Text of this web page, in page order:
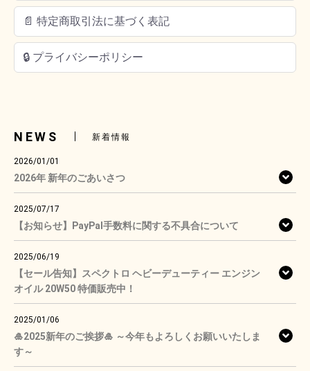
📄 特定商取引法に基づく表記
🔒 プライバシーポリシー
NEWS 新着情報
2026/01/01
2026年 新年のごあいさつ
2025/07/17
【お知らせ】PayPal手数料に関する不具合について
2025/06/19
【セール告知】スペクトロ ヘビーデューティー エンジン
オイル 20W50 特価販売中！
2025/01/06
🎍2025新年のご挨拶🎍 ～今年もよろしくお願いいたしま
す～